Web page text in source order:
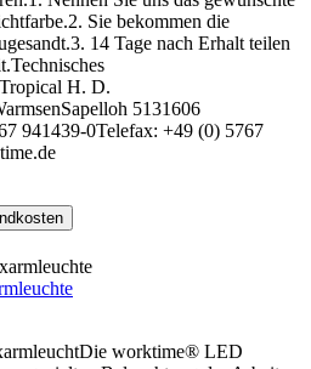
Sie bekommen die
14 Tage nach Erhalt teilen
H. D.
5131606
941439-0Telefax: +49 (0) 5767
worktime® LED